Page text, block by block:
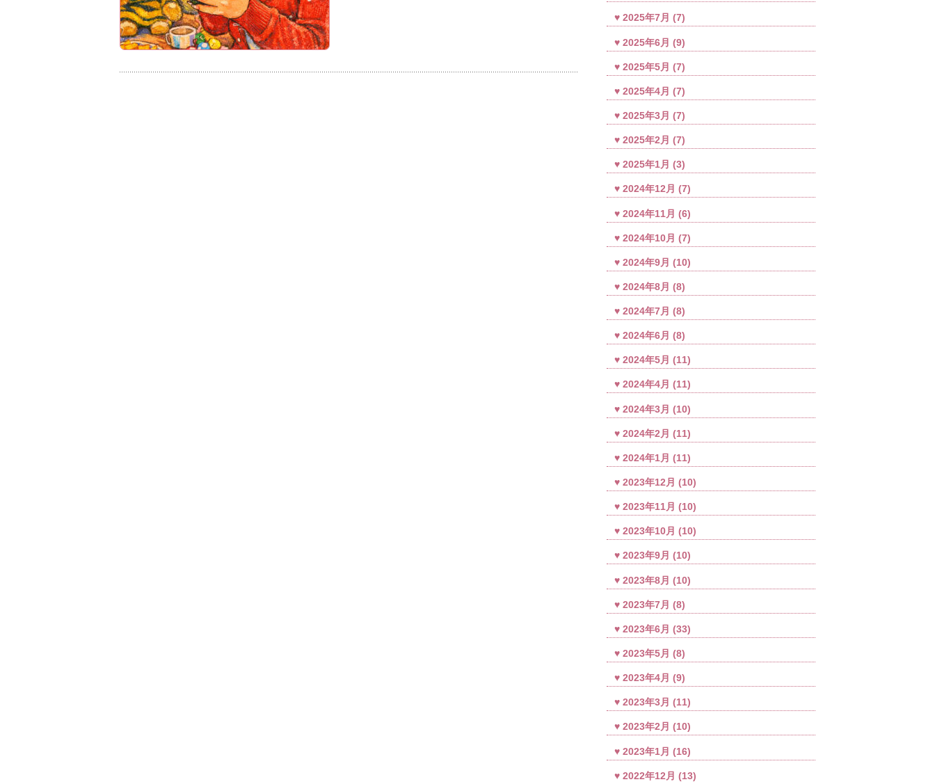
2025年7月 (7)
2025年6月 (9)
2025年5月 (7)
2025年4月 (7)
2025年3月 (7)
2025年2月 (7)
2025年1月 (3)
2024年12月 (7)
2024年11月 (6)
2024年10月 (7)
2024年9月 (10)
2024年8月 (8)
2024年7月 (8)
2024年6月 (8)
2024年5月 (11)
2024年4月 (11)
2024年3月 (10)
2024年2月 (11)
2024年1月 (11)
2023年12月 (10)
2023年11月 (10)
2023年10月 (10)
2023年9月 (10)
2023年8月 (10)
2023年7月 (8)
2023年6月 (33)
2023年5月 (8)
2023年4月 (9)
2023年3月 (11)
2023年2月 (10)
2023年1月 (16)
2022年12月 (13)